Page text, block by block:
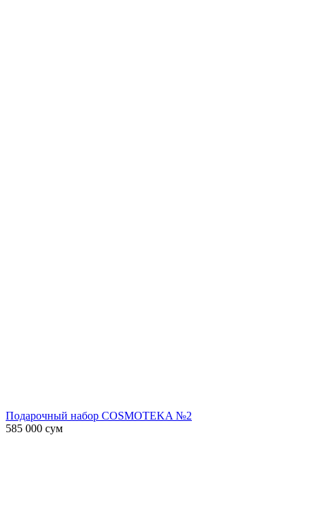
Подарочный набор COSMOTEKA №2
585 000 сум